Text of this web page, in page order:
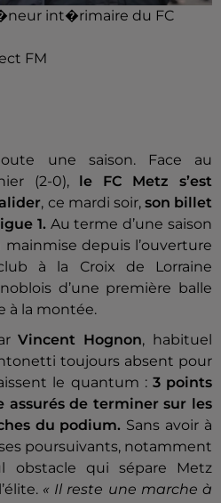
int�rimaire du FC
FM
une saison. Face au
(2-0),le FC Metz s’est
, ce mardi soir, son billet
1. Au terme d’une saison
depuis l’ouverture
à la Croix de Lorraine
d’une première balle
à la montée.
Vincent Hognon, habituel
toujours absent pour
le quantum : 3 points
assurés de terminer sur les
du podium. Sans avoir à
poursuivants, notamment
obstacle qui sépare Metz
« Il reste une marche à